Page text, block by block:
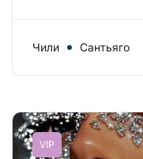
Чили Сантьяго
VIP